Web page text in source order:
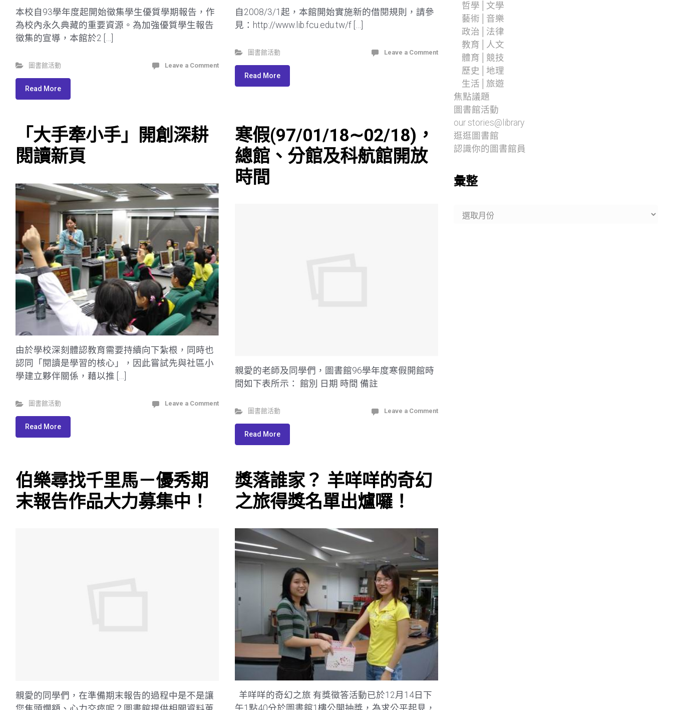
本校自93學年度起開始徵集學生優質學期報告，作
為校內永久典藏的重要資源。為加強優質學生報告
徵集的宣導，本館於2 […]
圖書館活動 Leave a Comment
Read More
自2008/3/1起，本館開始實施新的借閱規則，請參
見：http://www.lib.fcu.edu.tw/f […]
圖書館活動 Leave a Comment
Read More
「大手牽小手」開創深耕
閱讀新頁
由於學校深刻體認教育需要持續向下紮根，同時也
認同「閱讀是學習的核心」，因此嘗試先與社區小
學建立夥伴關係，藉以推 […]
圖書館活動 Leave a Comment
Read More
寒假(97/01/18∼02/18)，
總館、分館及科航館開放
時間
親愛的老師及同學們，圖書館96學年度寒假開館時
間如下表所示： 館別 日期 時間 備註
圖書館活動 Leave a Comment
Read More
伯樂尋找千里馬－優秀期
末報告作品大力募集中！
親愛的同學們，在準備期末報告的過程中是不是讓
獎落誰家？ 羊咩咩的奇幻
之旅得獎名單出爐囉！
羊咩咩的奇幻之旅 有獎徵答活動已於12月14日下
午1點40分於圖書館1樓公開抽獎，為求公平起見，
哲學│文學
藝術│音樂
政治│法律
教育│人文
體育│競技
歷史│地理
生活│旅遊
焦點議題
圖書館活動
our stories@library
逛逛圖書館
認識你的圖書館員
彙整